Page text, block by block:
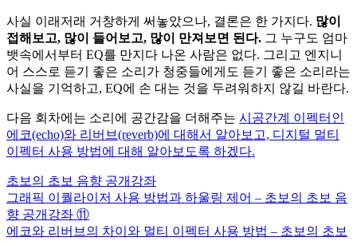
사실 이래저래 거창하게 써놓았으나, 결론은 한 가지다. 많이
접해보고, 많이 들어보고, 많이 만져보면 된다. 그 누구도 엄마
뱃속에서부터 EQ를 만지다 나온 사람은 없다. 그리고 엔지니
어 스스로 듣기 좋은 소리가 청중들에게도 듣기 좋은 소리라는
사실을 기억하고, EQ에 손 대는 것을 두려워하지 않길 바란다.
다음 회차에는 소리에 공간감을 더해주는 시공간계 이펙터인
에코(echo)와 리버브(reverb)에 대해서 알아보고, 디지털 멀티
이펙터 사용 방법에 대해 알아보도록 하겠다.
초보의 초보 음향 공개강좌
글
탐
그래픽 이퀄라이저 사용 방법과 하울링 제어 – 초보의 초보 음
향 공개강좌 ⑪
에코와 리버브의 차이와 멀티 이펙터 사용 방법 – 초보의 초보